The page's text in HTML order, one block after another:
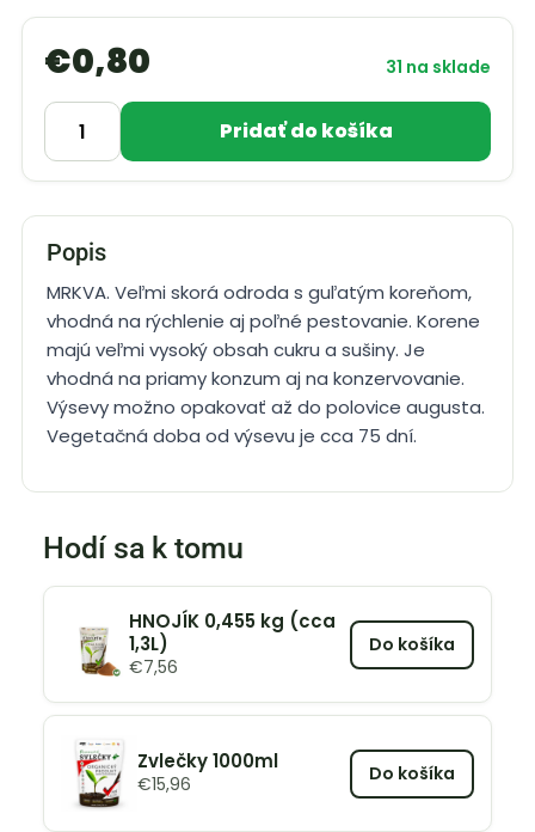
€0,80 31 na sklade
Pridať do košíka
Popis
MRKVA. Veľmi skorá odroda s guľatým koreňom,
vhodná na rýchlenie aj poľné pestovanie. Korene
majú veľmi vysoký obsah cukru a sušiny. Je
vhodná na priamy konzum aj na konzervovanie.
Výsevy možno opakovať až do polovice augusta.
Vegetačná doba od výsevu je cca 75 dní.
Hodí sa k tomu
HNOJÍK 0,455 kg (cca
1,3L)
€7,56
Do košíka
Zvlečky 1000ml
€15,96 Do košíka